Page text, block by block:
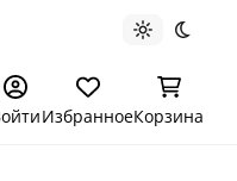
Светлая
ИзбранноеКорзина